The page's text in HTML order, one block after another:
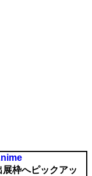
枠へピックアッ